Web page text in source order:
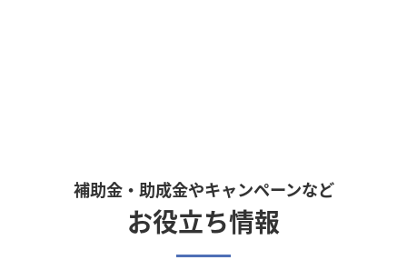
補助金・助成金やキャンペーンなど
お役立ち情報